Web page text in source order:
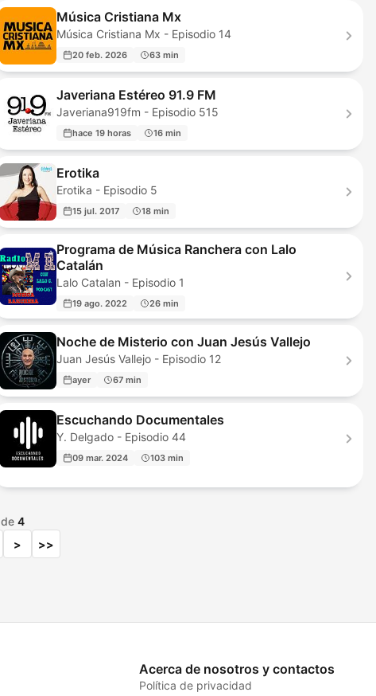
Música Cristiana Mx
Música Cristiana Mx - Episodio 14
20 feb. 2026 63 min
Javeriana Estéreo 91.9 FM
Javeriana919fm - Episodio 515
hace 19 horas 16 min
Erotika
Erotika - Episodio 5
15 jul. 2017 18 min
Programa de Música Ranchera con Lalo
Catalán
Lalo Catalan - Episodio 1
19 ago. 2022 26 min
Noche de Misterio con Juan Jesús Vallejo
Juan Jesús Vallejo - Episodio 12
ayer 67 min
Escuchando Documentales
Y. Delgado - Episodio 44
09 mar. 2024 103 min
de 4
> >>
Acerca de nosotros y contactos
Política de privacidad